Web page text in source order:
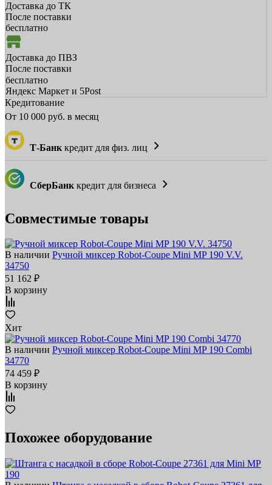
Доставка до ТК
После поставки
бесплатно
Доставка до ПВЗ
После поставки
бесплатно
Яндекс Маркет и 5Post
Кредитование
От 10 000 руб. в месяц
Т-Банк кредит для физ. лиц
СберБанк кредит для бизнеса
Совместимые товары
В наличии Ручной миксер Robot-Coupe Mini MP 190 V.V.
34750
51 162 ₽
В корзину
Хит
В наличии Ручной миксер Robot-Coupe Mini MP 190 Combi
34770
74 459 ₽
В корзину
Похожее оборудование